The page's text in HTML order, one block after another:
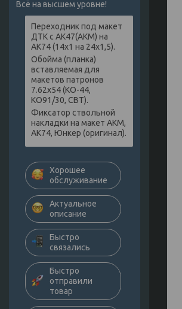
Всё на высшем уровне!
Переходник под макет
ДТК с АК47(АКМ) на
АК74 (14х1 на 24х1,5).
Обойма (планка)
вставляемая для
макетов патронов
7.62х54 (КО-44,
КО91/30, СВТ).
Фиксатор ствольной
накладки на макет АКМ,
АК74, Юнкер (оригинал).
Хорошее
обслуживание
Актуальное
описание
Быстро
связались
Быстро
отправили
товар